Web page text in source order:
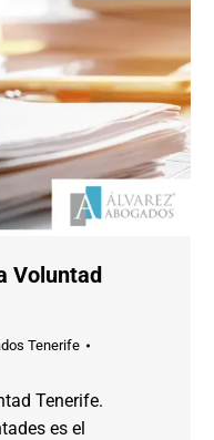
Voluntad
Tenerife
Tenerife.
es el